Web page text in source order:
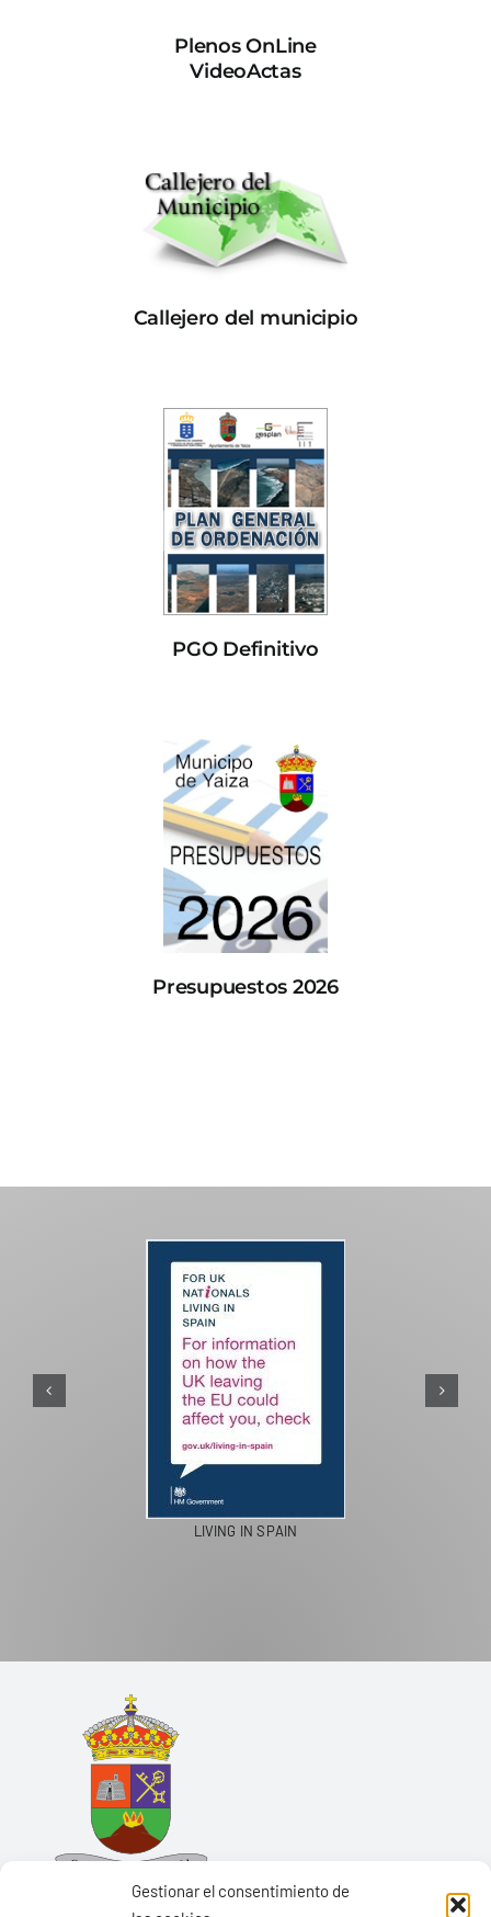
Gestionar el consentimiento de
Plenos OnLine
VideoActas
Callejero del municipio
PGO Definitivo
Presupuestos 2026
LIVING IN SPAIN